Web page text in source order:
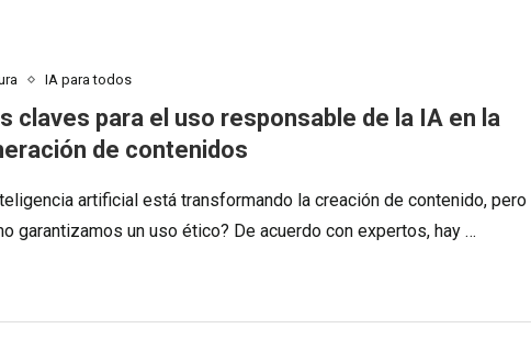
IA para todos
claves para el uso responsable de la IA en la
de contenidos
artificial está transformando la creación de contenido, pero
garantizamos un uso ético? De acuerdo con expertos, hay …